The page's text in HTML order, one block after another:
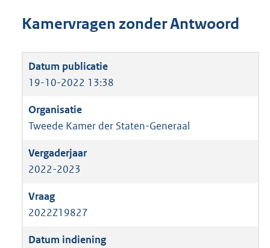
Kamervragen zonder Antwoord
19-10-2022 13:38
Tweede Kamer der Staten-Generaal
2022-2023
2022Z19827